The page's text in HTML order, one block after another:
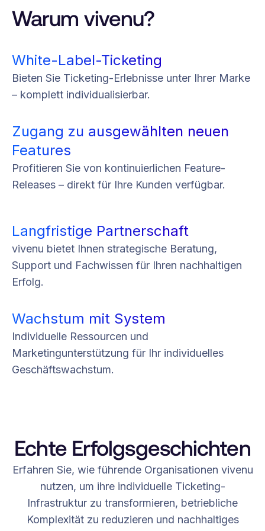
Warum vivenu?
White-Label-Ticketing
Bieten Sie Ticketing-Erlebnisse unter Ihrer Marke
– komplett individualisierbar.
Zugang zu ausgewählten neuen
Features
Profitieren Sie von kontinuierlichen Feature-
Releases – direkt für Ihre Kunden verfügbar.
Langfristige Partnerschaft
vivenu bietet Ihnen strategische Beratung,
Support und Fachwissen für Ihren nachhaltigen
Erfolg.
Wachstum mit System
Individuelle Ressourcen und
Marketingunterstützung für Ihr individuelles
Geschäftswachstum.
Echte Erfolgsgeschichten
Erfahren Sie, wie führende Organisationen vivenu
nutzen, um ihre individuelle Ticketing-
Infrastruktur zu transformieren, betriebliche
Komplexität zu reduzieren und nachhaltiges